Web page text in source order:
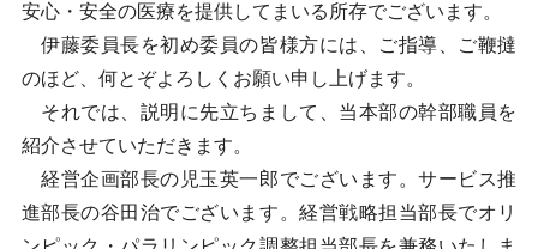
安心・安全の医療を提供してまいる所存でございます。
伊藤委員長を初め委員の皆様方には、ご指導、ご鞭撻
のほど、何とぞよろしくお願い申し上げます。
それでは、説明に先立ちまして、当本部の幹部職員を
紹介させていただきます。
経営企画部長の児玉英一郎でございます。サービス推
進部長の谷田治でございます。経営戦略担当部長でオリ